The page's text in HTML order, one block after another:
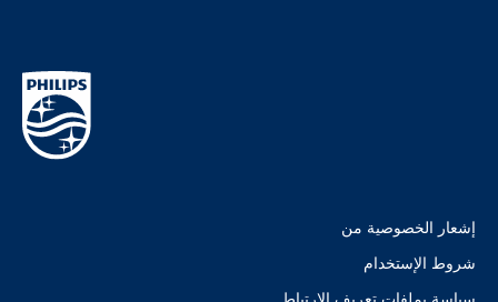
إشعار الخصوصية من
شروط الإستخدام